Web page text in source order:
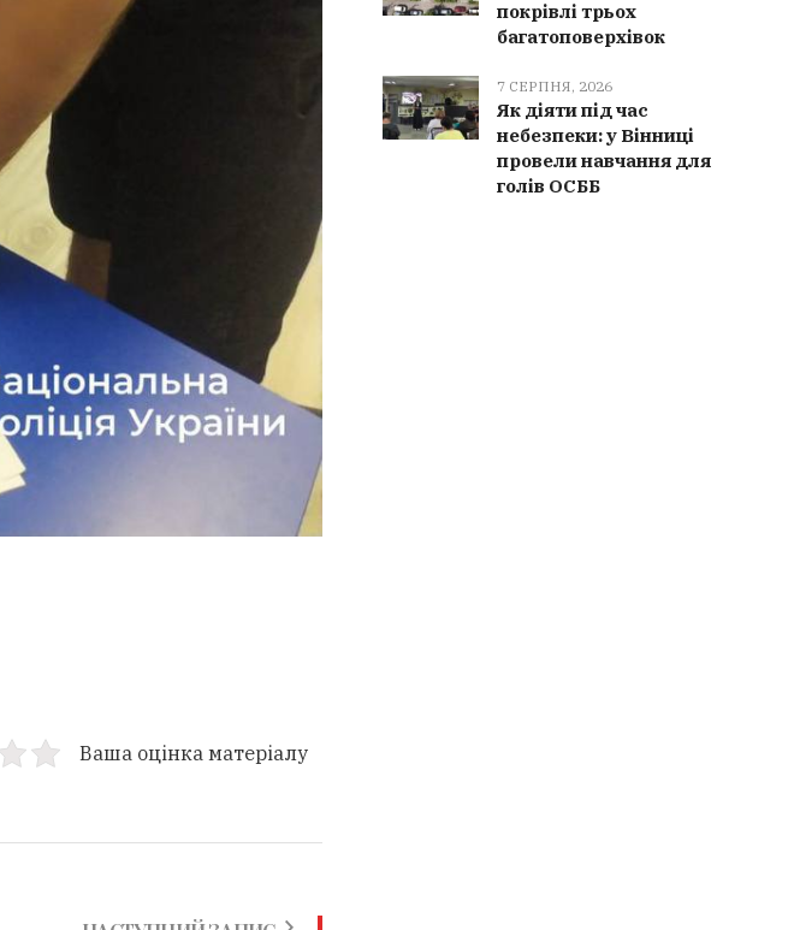
Ваша оцінка матеріалу
покрівлі трьох
багатоповерхівок
7 СЕРПНЯ, 2026
Як діяти під час
небезпеки: у Вінниці
провели навчання для
голів ОСББ